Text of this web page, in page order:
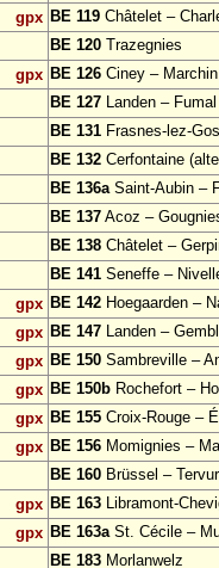
gpx BE 119 Châtelet –
BE 120 Trazegnies
gpx BE 126 Ciney – Marchin
BE 127 Landen – Fumal
BE 131 Frasnes-lez-
BE 132 Cerfontaine
BE 136aSaint-Aubin –
BE 137 Acoz –
BE 138 Châtelet –
BE 141 Seneffe –
gpx BE 142 Hoegaarden –
gpx BE 147 Landen –
gpx BE 150 Sambreville –
gpx BE 150b Rochefort –
gpx BE 155 Croix-Rouge –
gpx BE 156 Momignies –
BE 160 Brüssel –
gpx BE 163 Libramont-
gpx BE 163aSt. Cécile –
BE 183 Morlanwelz